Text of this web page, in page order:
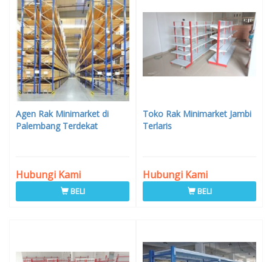
Agen Rak Minimarket di
Palembang Terdekat
Hubungi Kami
BELI
Toko Rak Minimarket Jambi
Terlaris
Hubungi Kami
BELI